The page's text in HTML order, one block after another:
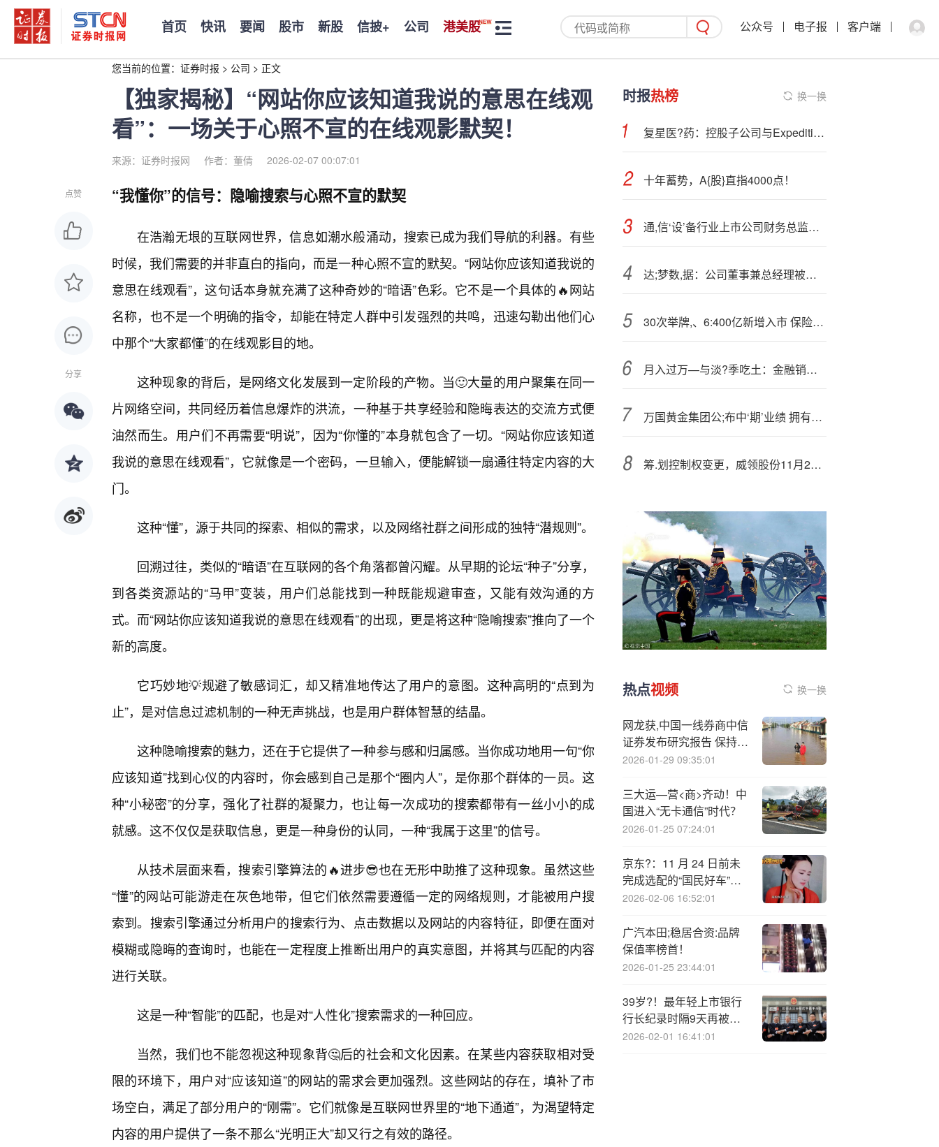
首页 快讯 要闻 股市 新股 信披+ 公司 港美股 公众号 电子报 客户端
您当前的位置： 证券时报 > 公司 > 正文
【独家揭秘】“网站你应该知道我说的意思在线观
看”：一场关于心照不宣的在线观影默契！
来源：证券时报网 作者：董倩 2026-02-07 00:07:01
点赞
分享
“我懂你”的信号：隐喻搜索与心照不宣的默契
在浩瀚无垠的互联网世界，信息如潮水般涌动，搜索已成为我们导航的利器。有些
时候，我们需要的并非直白的指向，而是一种心照不宣的默契。“网站你应该知道我说的
意思在线观看”，这句话本身就充满了这种奇妙的“暗语”色彩。它不是一个具体的🔥网站
名称，也不是一个明确的指令，却能在特定人群中引发强烈的共鸣，迅速勾勒出他们心
中那个“大家都懂”的在线观影目的地。
这种现象的背后，是网络文化发展到一定阶段的产物。当🙂大量的用户聚集在同一
片网络空间，共同经历着信息爆炸的洪流，一种基于共享经验和隐晦表达的交流方式便
油然而生。用户们不再需要“明说”，因为“你懂的”本身就包含了一切。“网站你应该知道
我说的意思在线观看”，它就像是一个密码，一旦输入，便能解锁一扇通往特定内容的大
门。
这种“懂”，源于共同的探索、相似的需求，以及网络社群之间形成的独特“潜规则”。
回溯过往，类似的“暗语”在互联网的各个角落都曾闪耀。从早期的论坛“种子”分享，
到各类资源站的“马甲”变装，用户们总能找到一种既能规避审查，又能有效沟通的方
式。而“网站你应该知道我说的意思在线观看”的出现，更是将这种“隐喻搜索”推向了一个
新的高度。
它巧妙地💡规避了敏感词汇，却又精准地传达了用户的意图。这种高明的“点到为
止”，是对信息过滤机制的一种无声挑战，也是用户群体智慧的结晶。
这种隐喻搜索的魅力，还在于它提供了一种参与感和归属感。当你成功地用一句“你
应该知道”找到心仪的内容时，你会感到自己是那个“圈内人”，是你那个群体的一员。这
种“小秘密”的分享，强化了社群的凝聚力，也让每一次成功的搜索都带有一丝小小的成
就感。这不仅仅是获取信息，更是一种身份的认同，一种“我属于这里”的信号。
从技术层面来看，搜索引擎算法的🔥进步😎也在无形中助推了这种现象。虽然这些
“懂”的网站可能游走在灰色地带，但它们依然需要遵循一定的网络规则，才能被用户搜
索到。搜索引擎通过分析用户的搜索行为、点击数据以及网站的内容特征，即便在面对
模糊或隐晦的查询时，也能在一定程度上推断出用户的真实意图，并将其与匹配的内容
进行关联。
这是一种“智能”的匹配，也是对“人性化”搜索需求的一种回应。
当然，我们也不能忽视这种现象背🤔后的社会和文化因素。在某些内容获取相对受
限的环境下，用户对“应该知道”的网站的需求会更加强烈。这些网站的存在，填补了市
场空白，满足了部分用户的“刚需”。它们就像是互联网世界里的“地下通道”，为渴望特定
内容的用户提供了一条不那么“光明正大”却又行之有效的路径。
时报热榜 换一换
复星医?药：控股子公司与Expedition 签订《许可协议》
十年蓄势，A{股}直指4000点！
通,信‘设’备行业上市公司财务总监PK：天邑股份廖敏江年薪全行业最低，为25.27万元
达;梦数,据：公司董事兼总经理被留置
30次举牌,、6:400亿新增入市 保险资金在买什么？
月入过万—与淡?季吃土：金融销售的薪酬波动困局，如何用数据与策略破局？
万国黄金集团公;布中‘期’业绩 拥有人应占溢利同比增加约136.3%至约6.01亿元
筹.划控制权变更，威领股份11月27日起继续停牌
热点视频 换一换
网龙获,中国一线券商中信
证券发布研究报告 保持
“买入”评级及16港元目标
2026-01-29 09:35:01
三大运—营<商>齐动！中
国进入“无卡通信”时代？
2026-01-25 07:24:01
京东?：11 月 24 日前未
完成选配的“国民好车”大
定订单可全额退款
2026-02-06 16:52:01
广汽本田;稳居合资:品牌
保值率榜首！
2026-01-25 23:44:01
39岁?！最年轻上市银行
行长纪录时隔9天再被刷
新
2026-02-01 16:41:01